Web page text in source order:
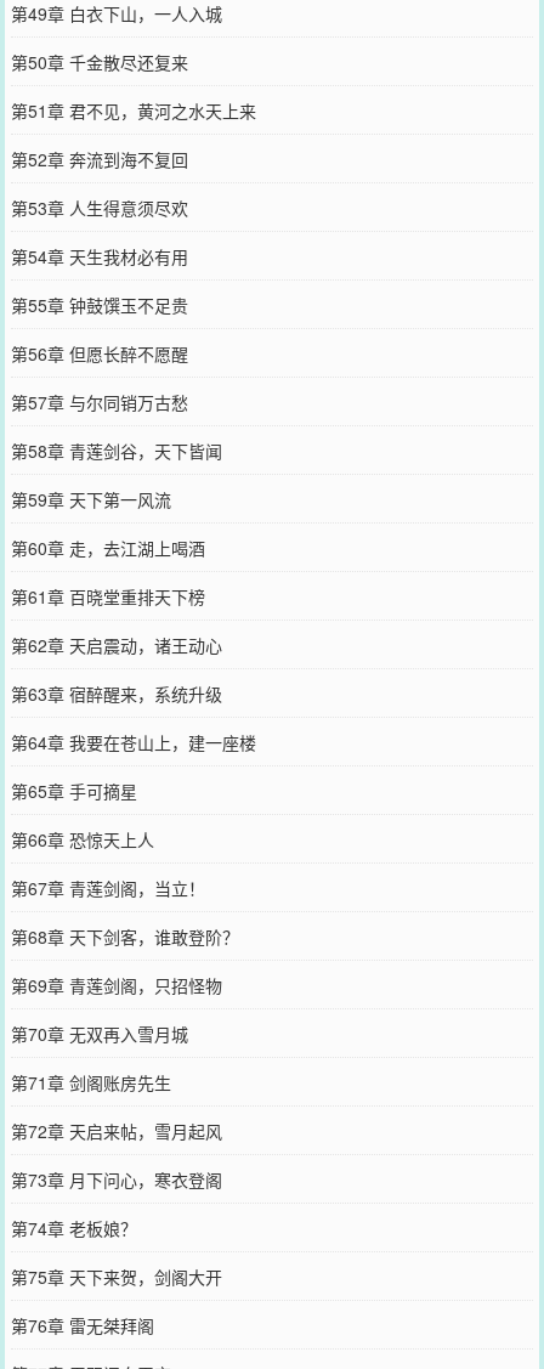
第49章 白衣下山，一人入城
第50章 千金散尽还复来
第51章 君不见，黄河之水天上来
第52章 奔流到海不复回
第53章 人生得意须尽欢
第54章 天生我材必有用
第55章 钟鼓馔玉不足贵
第56章 但愿长醉不愿醒
第57章 与尔同销万古愁
第58章 青莲剑谷，天下皆闻
第59章 天下第一风流
第60章 走，去江湖上喝酒
第61章 百晓堂重排天下榜
第62章 天启震动，诸王动心
第63章 宿醉醒来，系统升级
第64章 我要在苍山上，建一座楼
第65章 手可摘星
第66章 恐惊天上人
第67章 青莲剑阁，当立！
第68章 天下剑客，谁敢登阶？
第69章 青莲剑阁，只招怪物
第70章 无双再入雪月城
第71章 剑阁账房先生
第72章 天启来帖，雪月起风
第73章 月下问心，寒衣登阁
第74章 老板娘？
第75章 天下来贺，剑阁大开
第76章 雷无桀拜阁